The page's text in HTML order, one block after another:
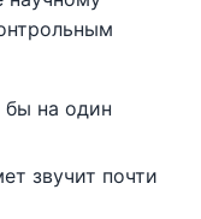
бы на один
звучит почти